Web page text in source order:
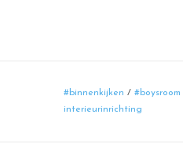
#binnenkijken / #boysroom
interieurinrichting